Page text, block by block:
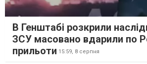
В Генштабі розкрили
ЗСУ масовано вдарили по
прильоти 15:59, 8 серпня